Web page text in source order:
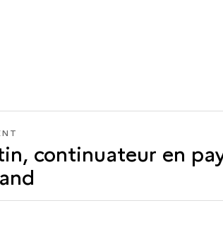
continuateur en